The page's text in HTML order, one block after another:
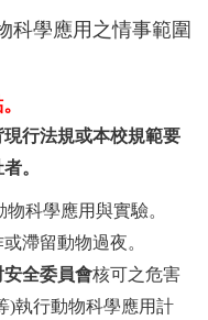
科學應用之情事範圍
行法規或本校規範要
。
科學應用與實驗。
滯留動物過夜。
全委員會核可之危害
)執行動物科學應用計